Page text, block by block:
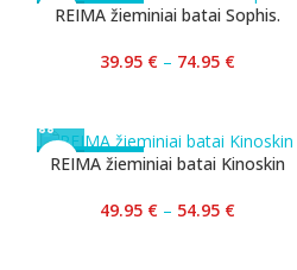
-43%
REIMA žieminiai batai Sophis.
39.95 € – 74.95 €
-44%
REIMA žieminiai batai Kinoskin
49.95 € – 54.95 €